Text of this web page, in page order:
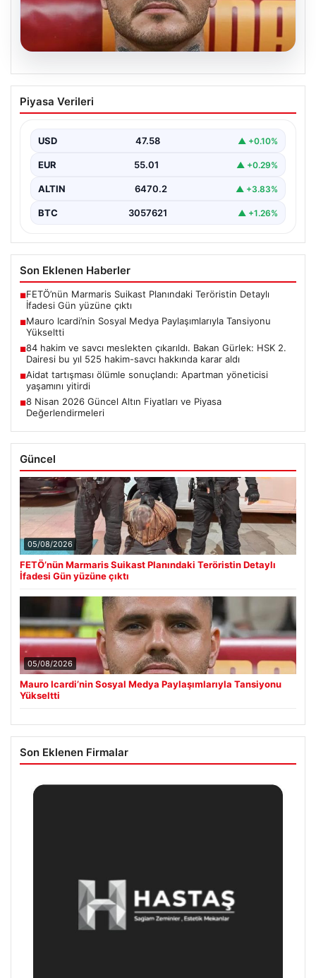
05.08.2026
Mauro Icardi’nin Sosyal Medya
Paylaşımlarıyla Tansiyonu Yükseltti
yollarını ayıran ve kariyerindeki belirsizlikler nedeniyle
gündemdeki isimler arasında…
Piyasa Verileri
USD 47.58 ▲ +0.10%
EUR 55.01 ▲ +0.29%
ALTIN 6470.2 ▲ +3.83%
BTC 3057621 ▲ +1.26%
Son Eklenen Haberler
■FETÖ’nün Marmaris Suikast Planındaki Teröristin Detaylı
İfadesi Gün yüzüne çıktı
■Mauro Icardi’nin Sosyal Medya Paylaşımlarıyla Tansiyonu
Yükseltti
■84 hakim ve savcı meslekten çıkarıldı. Bakan Gürlek: HSK 2.
Dairesi bu yıl 525 hakim-savcı hakkında karar aldı
■Aidat tartışması ölümle sonuçlandı: Apartman yöneticisi
yaşamını yitirdi
■8 Nisan 2026 Güncel Altın Fiyatları ve Piyasa
Değerlendirmeleri
Güncel
05/08/2026
FETÖ’nün Marmaris Suikast Planındaki Teröristin Detaylı
İfadesi Gün yüzüne çıktı
05/08/2026
Mauro Icardi’nin Sosyal Medya Paylaşımlarıyla Tansiyonu
Yükseltti
Son Eklenen Firmalar